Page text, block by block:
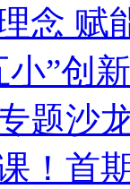
念 赋
”创
题沙
！首